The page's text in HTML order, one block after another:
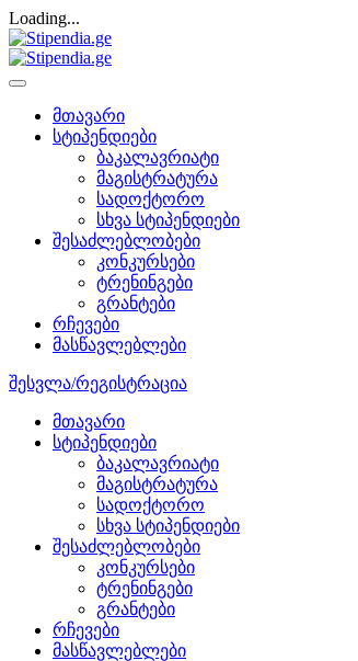
Loading...
მთავარი
სტიპენდიები
ბაკალავრიატი
მაგისტრატურა
სადოქტორო
სხვა სტიპენდიები
შესაძლებლობები
კონკურსები
ტრენინგები
გრანტები
რჩევები
მასწავლებლები
შესვლა/რეგისტრაცია
მთავარი
სტიპენდიები
ბაკალავრიატი
მაგისტრატურა
სადოქტორო
სხვა სტიპენდიები
შესაძლებლობები
კონკურსები
ტრენინგები
გრანტები
რჩევები
მასწავლებლები